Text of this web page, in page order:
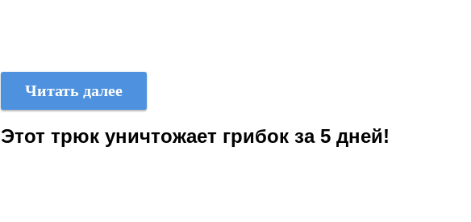
Читать далее
Этот трюк уничтожает грибок за 5 дней!